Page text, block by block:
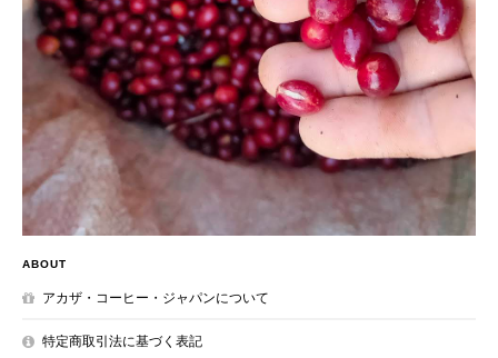
ABOUT
アカザ・コーヒー・ジャパンについて
特定商取引法に基づく表記